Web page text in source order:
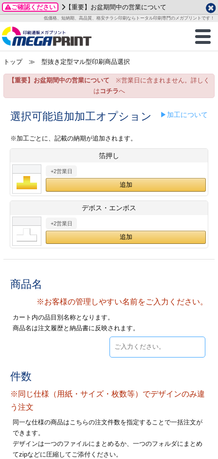
ご確認ください 【重要】お盆期間中の営業について
低価格、短納期、高品質、格安チラシ印刷ならトータル印刷専門のメガプリントです！
商品一覧
グッズ
ステッカー
ックカード印刷
業ツール印刷
＆盛り上げ印刷
ご利用ガイド
お客様へ
いて
方法
/送料について
刷
カード印刷
ックカード名刺
ムカード
型マル型印刷
ード印刷
印刷
ファイル印刷
ァイル印刷
印刷
データ作成ガイド
成前に
ガイド
加工指示ガイド
テンプレート
ード印刷
名刺印刷
ックカード
ード印刷
印刷
形マル型
印刷
名刺印刷
ムカード印刷
刷
カード印刷
フォルダー
一覧
わせ
り
プル請求
2026年 8月
月
火 水 木 金
土
1
3
4 5 6 7
8
15
24
25 26 27
29
土
1
2 3
8 9 10 11
12
14
15 16 17 18
19
25
26
28
29 30
トップ≫ 型抜き定型マル型印刷商品選択
【重要】お盆期間中の営業について ※営業日に含まれません。詳しく
は コチラへ
選択可能追加加工オプション ▶加工について
※加工ごとに、記載の納期が追加されます。
箔押し
+2営業日
デボス・エンボス
+2営業日
商品名
※お客様の管理しやすい名前をご入力ください。
カート内の品目別名称となります。
商品名は注文履歴と納品書に反映されます。
件数
※同じ仕様（用紙・サイズ・枚数等）でデザインのみ違
う注文
同一な仕様の商品はこちらの注文件数を指定することで一括注文が
できます。
デザインは一つのファイルにまとめるか、一つのフォルダにまとめ
てzipなどに圧縮してご添付ください。